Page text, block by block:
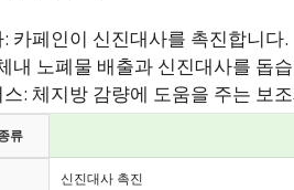
카페인이 신진대사를 촉진합니다.
내 노폐물 배출과 신진대사를 돕
: 체지방 감량에 도움을 주는 보
류
신진대사 촉진